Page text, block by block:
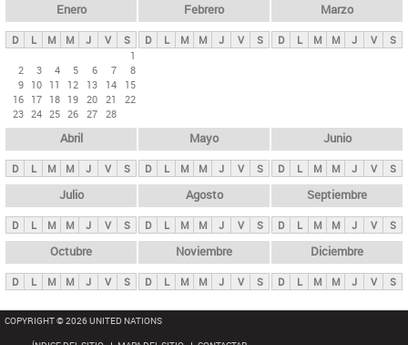
ds
p
n
i
p
a
l
s
Enero
D L M M J V
S
1
2
3 4 5 6 7
8
9 10 11 12 13 14
15
16 17 18 19 20 21
22
23 24 25 26 27 28
Febrero
D L M M J V S
Marzo
D L M M J V S
Abril
D L M M J V S
Mayo
D L M M J V S
Junio
D L M M J V S
Julio
D L M M J V S
Agosto
D L M M J V S
Septiembre
D L M M J V S
Octubre
D L M M J V S
Noviembre
D L M M J V S
Diciembre
D L M M J V S
COPYRIGHT © 2026 UNITED NATIONS